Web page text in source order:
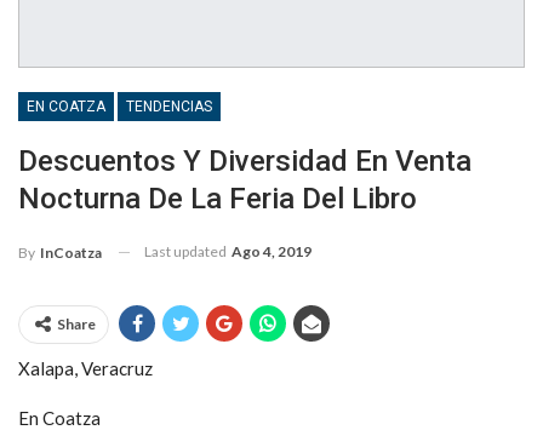
EN COATZA TENDENCIAS
Descuentos Y Diversidad En Venta
Nocturna De La Feria Del Libro
By InCoatza Last updated Ago 4, 2019
Share
Xalapa, Veracruz
En Coatza